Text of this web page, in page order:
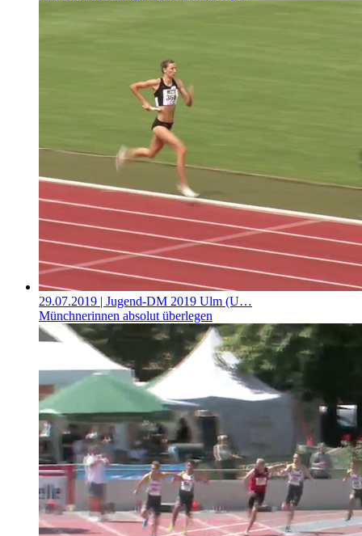
29.07.2019 | Jugend-DM 2019 Ulm (U…
Münchnerinnen absolut überlegen